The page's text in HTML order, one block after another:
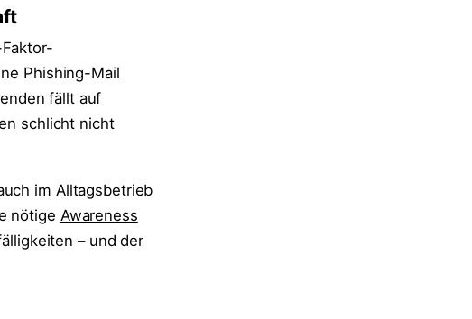
Phishing-Mail
fällt auf
schlicht nicht
im Alltagsbetrieb
nötige Awareness
– und der